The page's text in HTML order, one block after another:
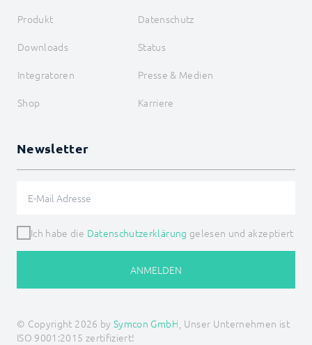
LCN_ShiftTargetValue
LCN_ShutterMoveDown
LCN_ShutterStop
LCN_StopFlicker
LCN_SwitchMemory
LCN_SwitchRelay
Matter
Mennekes
Möhlenhoff Alpha 2
OCPP
OPC UA
Produkt
Datenschutz
Downloads
Status
Integratoren
Presse & Medien
Shop
Karriere
Newsletter
Ich habe die Datenschutzerklärung gelesen und akzeptiert
ANMELDEN
© Copyright 2026 by Symcon GmbH, Unser Unternehmen ist
ISO 9001:2015 zertifiziert!